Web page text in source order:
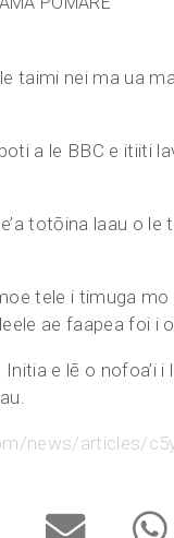
taimi nei ma ua
a le BBC e itiiti
totōina laau o
tele i timuga
ae faapea foi i
e lē o nofoa’i
news/articles/